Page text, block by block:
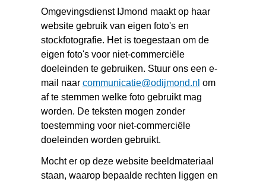
Omgevingsdienst IJmond maakt op haar
website gebruik van eigen foto's en
stockfotografie. Het is toegestaan om de
eigen foto's voor niet-commerciële
doeleinden te gebruiken. Stuur ons een e-
mail naar communicatie@odijmond.nl om
af te stemmen welke foto gebruikt mag
worden. De teksten mogen zonder
toestemming voor niet-commerciële
doeleinden worden gebruikt.
Mocht er op deze website beeldmateriaal
staan, waarop bepaalde rechten liggen en